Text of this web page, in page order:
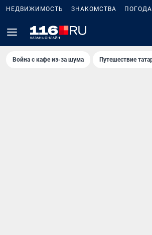
НЕДВИЖИМОСТЬ ЗНАКОМСТВА ПОГОДА
Война с кафе из-за шума Путешествие